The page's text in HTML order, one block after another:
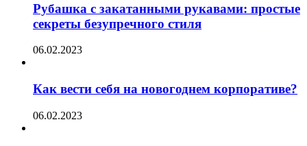
Рубашка с закатанными рукавами: простые
секреты безупречного стиля
06.02.2023
Как вести себя на новогоднем корпоративе?
06.02.2023